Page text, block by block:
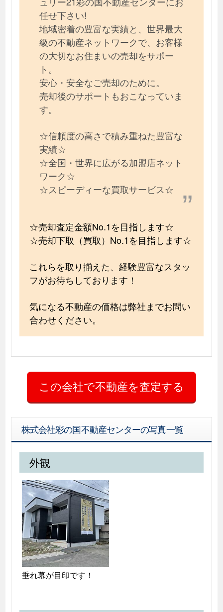
任せ下さい!
地域密着の豊富な実績と、世界最大
級の不動産ネットワークで、お客様
の大切なお住まいの売却をサポー
ト。
安心・安全なご売却のために。
売却後のサポートもおこなっていま
す。
☆信頼度の高さで積み重ねた豊富な
実績☆
☆全国・世界に広がる加盟店ネット
ワーク☆
☆スピーディーな買取サービス☆
☆売却査定金額No.1を目指します☆
☆売却下取（買取）No.1を目指します☆
これらを取り揃えた、経験豊富なスタッ
フがお待ちしております！
気になる不動産の価格は弊社までお問い
合わせください。
株式会社彩の国不動産センターの写真一覧
外観
垂れ幕が目印です！